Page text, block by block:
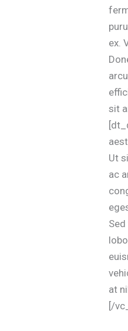
ex.
sit
Ut
ac
at
[/